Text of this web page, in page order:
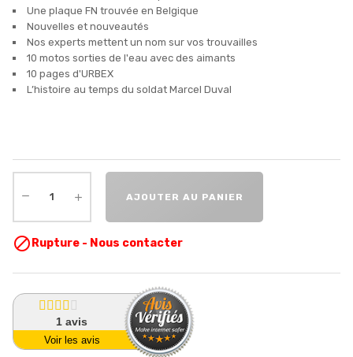
Une plaque FN trouvée en Belgique
Nouvelles et nouveautés
Nos experts mettent un nom sur vos trouvailles
10 motos sorties de l'eau avec des aimants
10 pages d'URBEX
L’histoire au temps du soldat Marcel Duval
AJOUTER AU PANIER
 Rupture - Nous contacter
1avis
Voir les avis